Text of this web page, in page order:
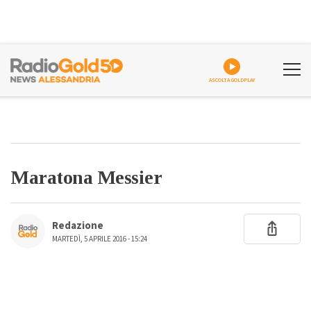
Maratona Messier
Redazione
MARTEDÌ, 5 APRILE 2016 - 15:24